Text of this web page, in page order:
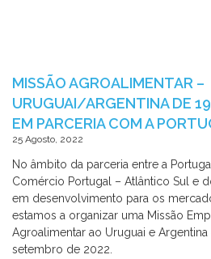
MISSÃO AGROALIMENTAR –
URUGUAI/ARGENTINA DE
EM PARCERIA COM A
25 Agosto, 2022
No âmbito da parceria entre a
Comércio Portugal – Atlântico Sul e
em desenvolvimento para os
estamos a organizar uma Missão
Agroalimentar ao Uruguai e
setembro de 2022.